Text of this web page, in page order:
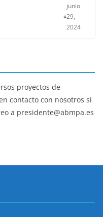
junio
29,
2024
proyectos de
contacto con nosotros si
a presidente@abmpa.es